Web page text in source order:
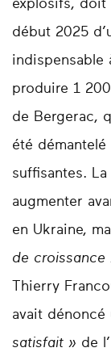
explosifs, doit
début 2025
indispensable
produire 1
de Bergerac,
été
suffisantes.
augmenter
en Ukraine,
de croissance
Thierry
avait dénoncé
satisfait » de